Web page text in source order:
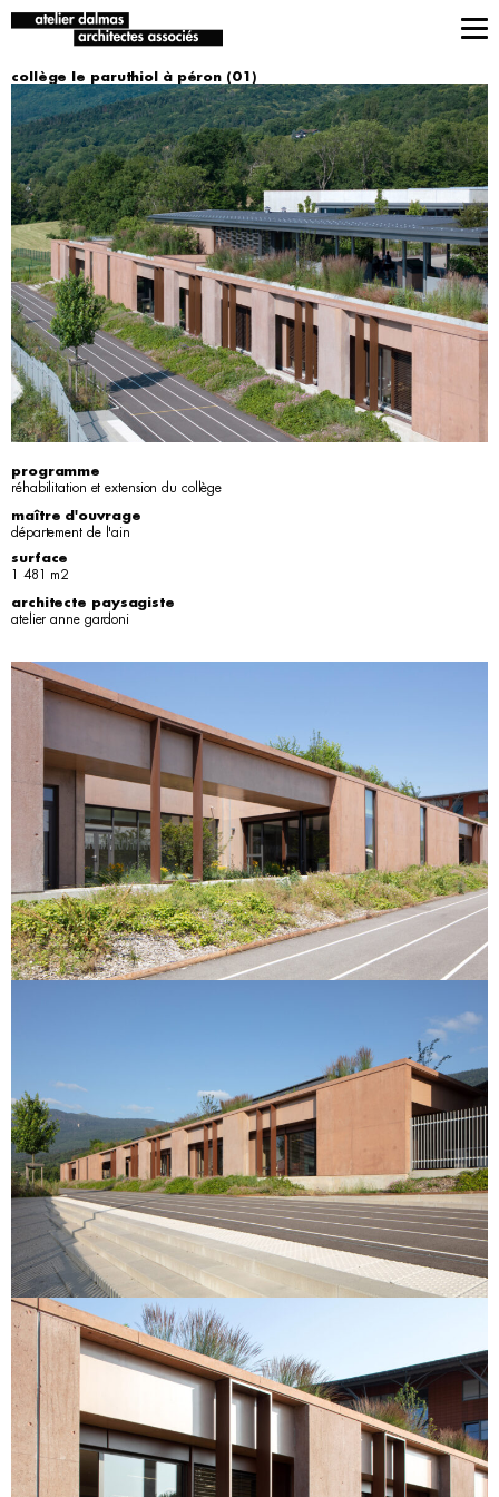
collège le paruthiol à péron (01)
programme
réhabilitation et extension du collège
maître d'ouvrage
département de l'ain
surface
1 481 m2
architecte paysagiste
atelier anne gardoni